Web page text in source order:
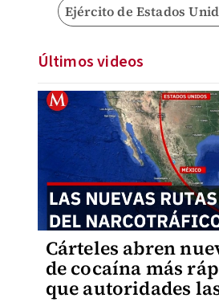
Ejército de Estados
Últimos videos
Cárteles abren
de cocaína más
que autoridades